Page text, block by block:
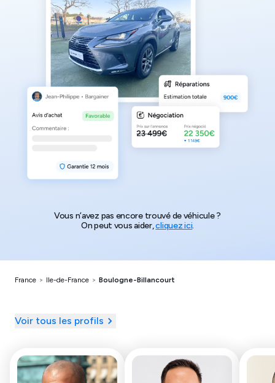
Vous n’avez pas encore trouvé de véhicule ?
On peut vous aider,cliquez ici.
France > Ile-de-France > Boulogne-Billancourt
Voir tous les profils